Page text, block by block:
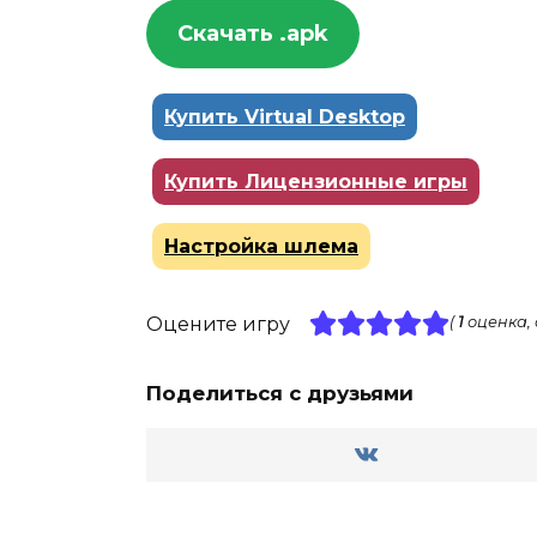
Скачать .apk
Купить Virtual Desktop
Купить Лицензионные игры
Настройка шлема
Оцените игру ( 1оценка,
Поделиться с друзьями